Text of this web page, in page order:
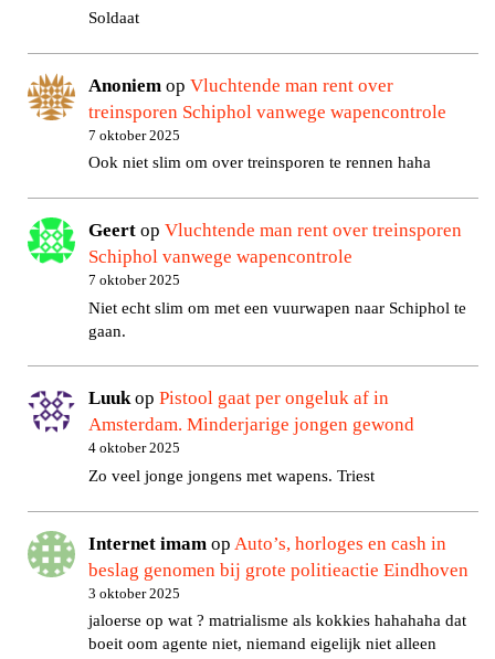
Soldaat
Anoniem opVluchtende man rent over
treinsporen Schiphol vanwege wapencontrole
7 oktober 2025
Ook niet slim om over treinsporen te rennen haha
Geert opVluchtende man rent over treinsporen
Schiphol vanwege wapencontrole
7 oktober 2025
Niet echt slim om met een vuurwapen naar Schiphol te
gaan.
LuukopPistool gaat per ongeluk af in
Amsterdam. Minderjarige jongen gewond
4 oktober 2025
Zo veel jonge jongens met wapens. Triest
Internet imam op Auto’s, horloges en cash in
beslag genomen bij grote politieactie Eindhoven
3 oktober 2025
jaloerse op wat ? matrialisme als kokkies hahahaha dat
boeit oom agente niet, niemand eigelijk niet alleen